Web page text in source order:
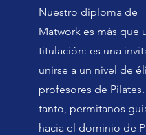
Nuestro diploma de
Matwork es más que
titulación: es una
unirse a un nivel de
profesores de
tanto, permítanos
hacia el dominio de